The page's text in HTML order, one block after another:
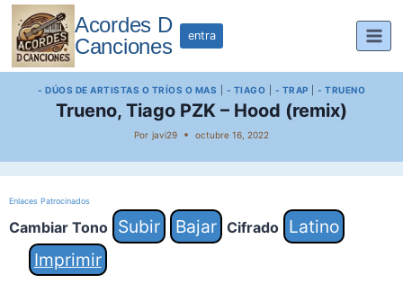
Saltar
contenido
Acordes D
Canciones
entra
- DÚOS DE ARTISTAS O TRÍOS O MAS - TIAGO - TRAP - TRUENO
Trueno, Tiago PZK – Hood (remix)
Por javi29 octubre 16, 2022
Enlaces Patrocinados
Cambiar Tono Subir Bajar Cifrado
Latino
Imprimir